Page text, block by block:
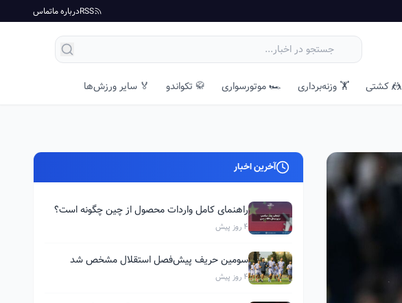
RSSدرباره ماتماس
🤼 کشتی 🏋️ وزنه‌برداری 🏎️ موتورسواری 🥋 تکواندو 🏅 سایر ورزش‌ها
آخرین اخبار
راهنمای کامل واردات محصول از چین چگونه است؟
4 روز پیش
سومین حریف پیش‌فصل استقلال مشخص شد
4 روز پیش